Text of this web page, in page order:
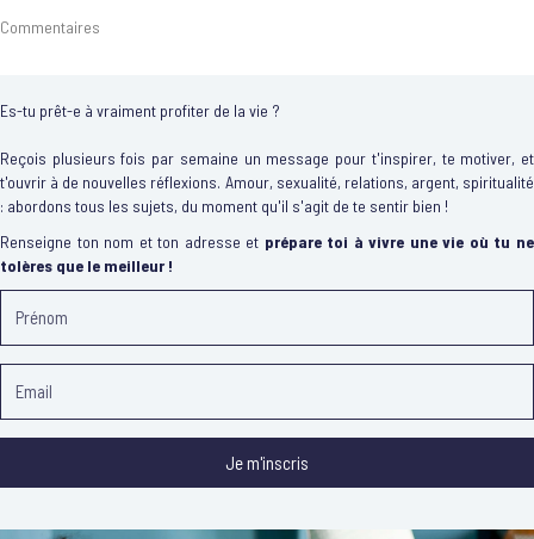
Commentaires
Es-tu prêt-e à vraiment profiter de la vie ?
Reçois plusieurs fois par semaine un message pour t'inspirer, te motiver, et
t'ouvrir à de nouvelles réflexions. Amour, sexualité, relations, argent, spiritualité
: abordons tous les sujets, du moment qu'il s'agit de te sentir bien !
Renseigne ton nom et ton adresse et prépare toi à vivre une vie où tu ne
tolères que le meilleur !
Je m'inscris